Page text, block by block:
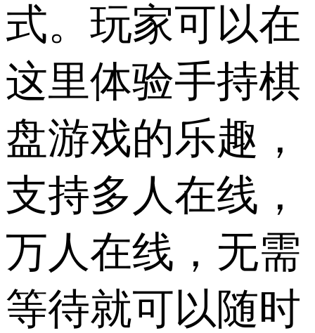
式。玩家可以在
这里体验手持棋
盘游戏的乐趣，
支持多人在线，
万人在线，无需
等待就可以随时